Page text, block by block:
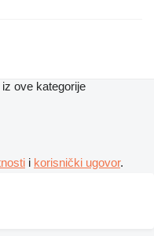
ove kategorije
i korisnički ugovor.